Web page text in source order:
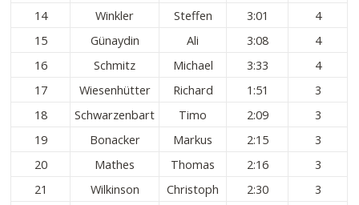
14
Winkler Steffen 3:01
4
15
Günaydin Ali 3:08
4
16
Schmitz Michael 3:33
4
17
Wiesenhütter Richard 1:51
3
18
Schwarzenbart Timo 2:09
3
19
Bonacker Markus 2:15
3
20
Mathes Thomas 2:16
3
21
Wilkinson Christoph 2:30
3